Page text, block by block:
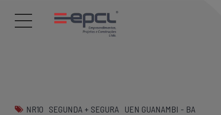
NR10 SEGUNDA + SEGURA UEN GUANAMBI - BA